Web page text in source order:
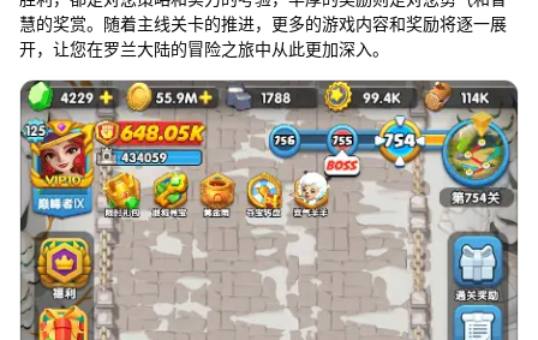
慧的奖赏。随着主线关卡的推进，更多的游戏内容和奖励将逐一展
开，让您在罗兰大陆的冒险之旅中从此更加深入。